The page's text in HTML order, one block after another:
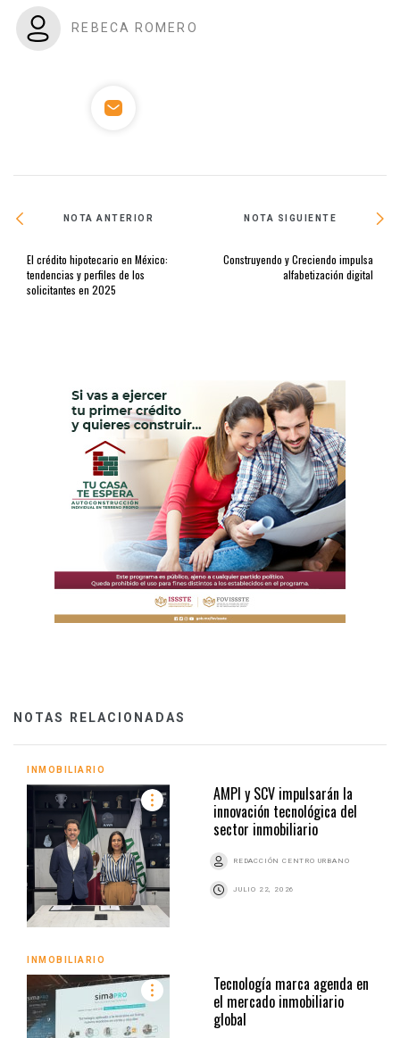
REBECA ROMERO
NOTA ANTERIOR
El crédito hipotecario en México:
tendencias y perfiles de los
solicitantes en 2025
NOTA SIGUIENTE
Construyendo y Creciendo impulsa
alfabetización digital
NOTAS RELACIONADAS
INMOBILIARIO
AMPI y SCV impulsarán la
innovación tecnológica del
sector inmobiliario
REDACCIÓN CENTRO URBANO
JULIO 22, 2026
INMOBILIARIO
Tecnología marca agenda en
el mercado inmobiliario
global